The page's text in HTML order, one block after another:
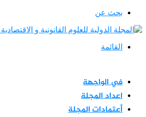
بحث عن
القائمة
في الواجهة
اعداد المجلة
أعتمادات المجلة